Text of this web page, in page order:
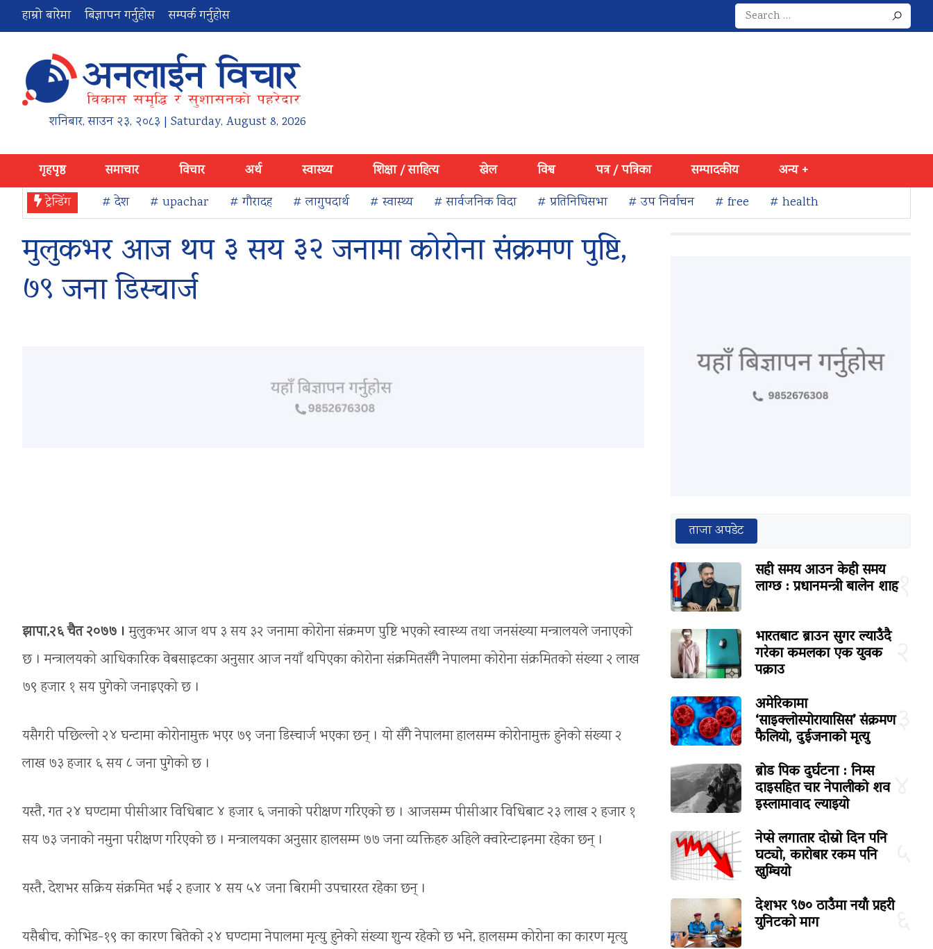
हाम्रो बारेमा बिज्ञापन गर्नुहोस सम्पर्क गर्नुहोस
Search
for:
शनिबार,साउन २३, २०८३ | Saturday, August 8, 2026
गृहपृष्ठ समाचार विचार अर्थ स्वास्थ्य शिक्षा / साहित्य खेल विश्व पत्र / पत्रिका सम्पादकीय
अन्य +
ट्रेन्डिंग
# देश # upachar # गौरादह # लागुपदार्थ # स्वास्थ्य # सार्वजनिक विदा # प्रतिनिधिसभा # उप निर्वाचन # free # health
मुलुकभर आज थप ३ सय ३२ जनामा कोरोना संक्रमण पुष्टि,
७९ जना डिस्चार्ज
झापा,२६ चैत २०७७ । मुलुकभर आज थप ३ सय ३२ जनामा कोरोना संक्रमण पुष्टि भएको स्वास्थ्य तथा जनसंख्या मन्त्रालयले जनाएको
छ । मन्त्रालयको आधिकारिक वेबसाइटका अनुसार आज नयाँ थपिएका कोरोना संक्रमितसँगै नेपालमा कोरोना संक्रमितको संख्या २ लाख
७९ हजार १ सय पुगेको जनाइएको छ ।
यसैगरी पछिल्लो २४ घन्टामा कोरोनामुक्त भएर ७९ जना डिस्चार्ज भएका छन् । यो सँगै नेपालमा हालसम्म कोरोनामुक्त हुनेको संख्या २
लाख ७३ हजार ६ सय ८ जना पुगेको छ ।
यस्तै, गत २४ घण्टामा पीसीआर विधिबाट ४ हजार ६ जनाको परीक्षण गरिएको छ । आजसम्म पीसीआर विधिबाट २३ लाख २ हजार १
सय ७३ जनाको नमुना परीक्षण गरिएको छ । मन्त्रालयका अनुसार हालसम्म ७७ जना व्यक्तिहरु अहिले क्वारेन्टाइनमा रहेका छन् ।
यस्तै, देशभर सक्रिय संक्रमित भई २ हजार ४ सय ५४ जना बिरामी उपचाररत रहेका छन् ।
यसैबीच, कोभिड-१९ का कारण बितेको २४ घण्टामा नेपालमा मृत्यु हुनेको संख्या शुन्य रहेको छ भने, हालसम्म कोरोना का कारण मृत्यु
ताजा अपडेट
१
सही समय आउन केही समय
लाग्छ : प्रधानमन्त्री बालेन शाह
भारतबाट ब्राउन सुगर ल्याउँदै
गरेका कमलका एक युवक
पक्राउ
३
अमेरिकामा
‘साइक्लोस्पोरायासिस’ संक्रमण
फैलियो, दुईजनाको मृत्यु
ब्रोड पिक दुर्घटना : निम्स
दाइसहित चार नेपालीको शव
इस्लामावाद ल्याइयो
नेप्से लगातार दोस्रो दिन पनि
घट्यो, कारोबार रकम पनि
खुम्चियो
देशभर ९७० ठाउँमा नयाँ प्रहरी
युनिटको माग